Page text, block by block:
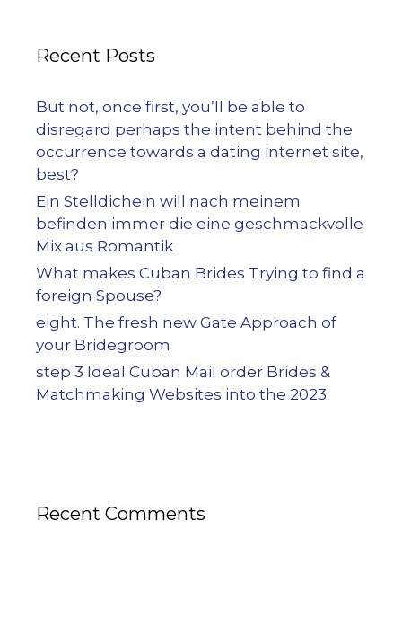
Recent Posts
But not, once first, you’ll be able to
disregard perhaps the intent behind the
occurrence towards a dating internet site,
best?
Ein Stelldichein will nach meinem
befinden immer die eine geschmackvolle
Mix aus Romantik
What makes Cuban Brides Trying to find a
foreign Spouse?
eight. The fresh new Gate Approach of
your Bridegroom
step 3 Ideal Cuban Mail order Brides &
Matchmaking Websites into the 2023
Recent Comments